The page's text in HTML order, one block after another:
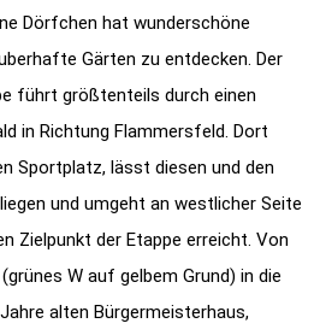
Dörfchen hat wunderschöne
Gärten zu entdecken. Der
führt größtenteils durch einen
in Richtung Flammersfeld. Dort
Sportplatz, lässt diesen und den
und umgeht an westlicher Seite
Zielpunkt der Etappe erreicht. Von
W auf gelbem Grund) in die
alten Bürgermeisterhaus,